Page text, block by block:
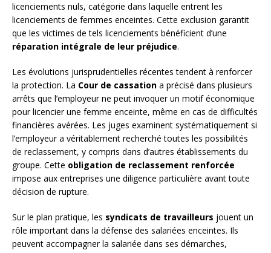
licenciements nuls, catégorie dans laquelle entrent les
licenciements de femmes enceintes. Cette exclusion garantit
que les victimes de tels licenciements bénéficient d’une
réparation intégrale de leur préjudice.
Les évolutions jurisprudentielles récentes tendent à renforcer
la protection. La Cour de cassation a précisé dans plusieurs
arrêts que l’employeur ne peut invoquer un motif économique
pour licencier une femme enceinte, même en cas de difficultés
financières avérées. Les juges examinent systématiquement si
l’employeur a véritablement recherché toutes les possibilités
de reclassement, y compris dans d’autres établissements du
groupe. Cette obligation de reclassement renforcée
impose aux entreprises une diligence particulière avant toute
décision de rupture.
Sur le plan pratique, les syndicats de travailleurs jouent un
rôle important dans la défense des salariées enceintes. Ils
peuvent accompagner la salariée dans ses démarches,